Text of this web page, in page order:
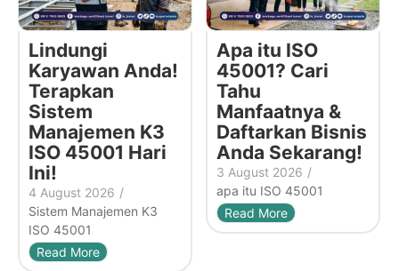
Lindungi
Karyawan Anda!
Terapkan
Sistem
Manajemen K3
ISO 45001 Hari
Ini!
4 August 2026 /
Sistem Manajemen K3
ISO 45001
Read More
Apa itu ISO
45001? Cari
Tahu
Manfaatnya &
Daftarkan Bisnis
Anda Sekarang!
3 August 2026 /
apa itu ISO 45001
Read More